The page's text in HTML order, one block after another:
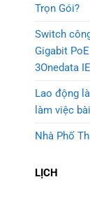
Trọn Gói?
Switch
Gigabit
3Onedata
Lao động
làm việc
Nhà Phố
LỊCH